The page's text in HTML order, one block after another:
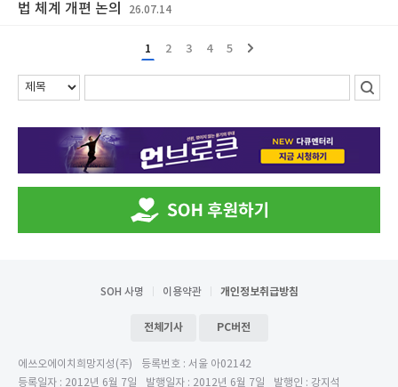
법 체계 개편 논의
26.07.14
1 2 3 4 5
SOH 사명 이용약관 개인정보취급방침
전체기사 PC버전
에쓰오에이치희망지성(주)
등록번호 : 서울 아02142
등록일자 : 2012년 6월 7일
발행일자 : 2012년 6월 7일 발행인 : 강지석